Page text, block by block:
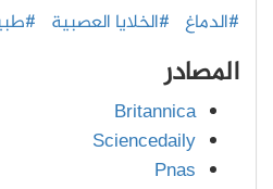
#الدماغ #الخلايا العصبية
المصادر
Britannica
Sciencedaily
Pnas